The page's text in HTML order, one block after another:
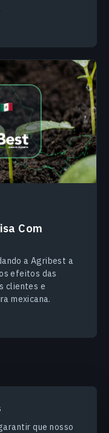
que nosso
Com
a Agribest a
efeitos das
clientes e
mexicana.